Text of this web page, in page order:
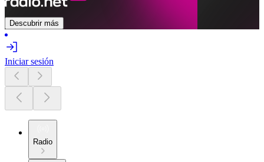
Descubrir más
Iniciar sesión
Radio